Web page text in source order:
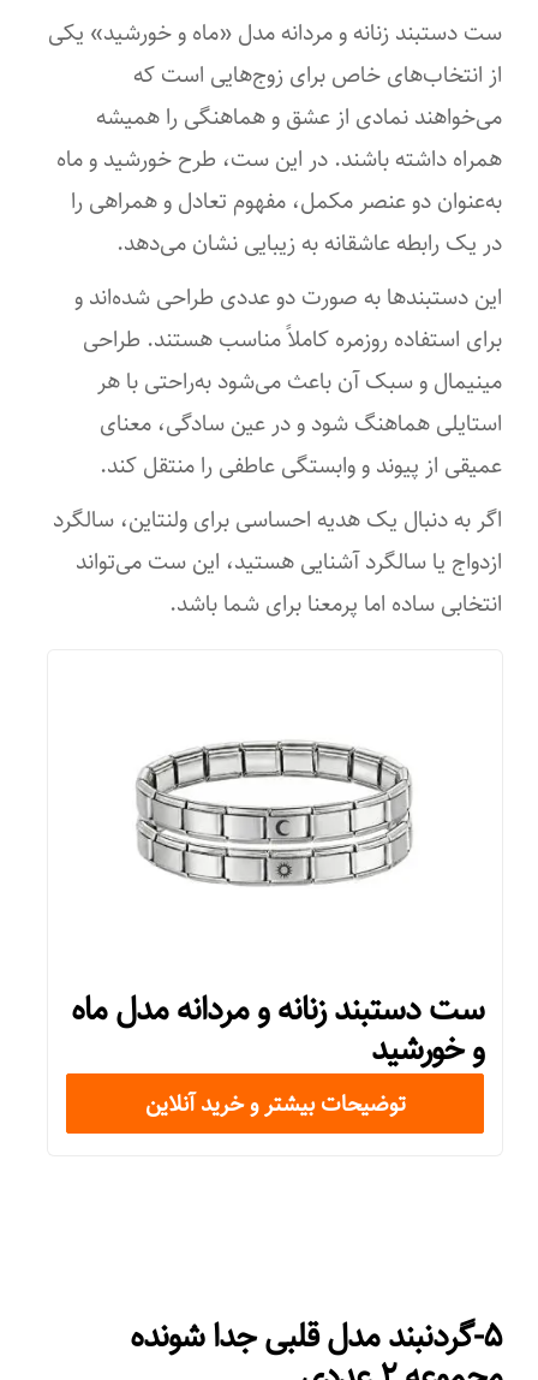
ست دستبند زنانه و مردانه مدل «ماه و خورشید» یکی
از انتخاب‌های خاص برای زوج‌هایی است که
می‌خواهند نمادی از عشق و هماهنگی را همیشه
همراه داشته باشند. در این ست، طرح خورشید و ماه
به‌عنوان دو عنصر مکمل، مفهوم تعادل و همراهی را
در یک رابطه عاشقانه به زیبایی نشان می‌دهد.
این دستبندها به صورت دو عددی طراحی شده‌اند و
برای استفاده روزمره کاملاً مناسب هستند. طراحی
مینیمال و سبک آن باعث می‌شود به‌راحتی با هر
استایلی هماهنگ شود و در عین سادگی، معنای
عمیقی از پیوند و وابستگی عاطفی را منتقل کند.
اگر به دنبال یک هدیه احساسی برای ولنتاین، سالگرد
ازدواج یا سالگرد آشنایی هستید، این ست می‌تواند
انتخابی ساده اما پرمعنا برای شما باشد.
ست دستبند زنانه و مردانه مدل ماه
و خورشید
توضیحات بیشتر و خرید آنلاین
۵-گردنبند مدل قلبی جدا شونده